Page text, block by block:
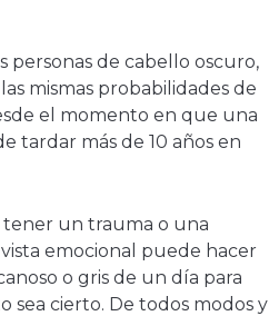
personas de cabello oscuro,
mismas probabilidades de
el momento en que una
tardar más de 10 años en
un trauma o una
emocional puede hacer
o gris de un día para
sea cierto. De todos modos y